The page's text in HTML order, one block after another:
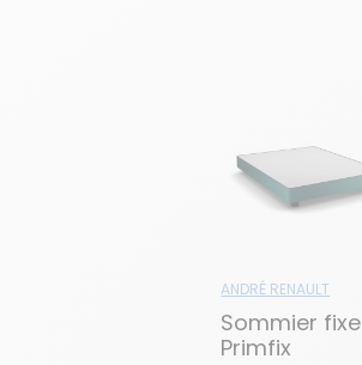
ANDRÉ RENAULT
Sommier fixe
Primfix